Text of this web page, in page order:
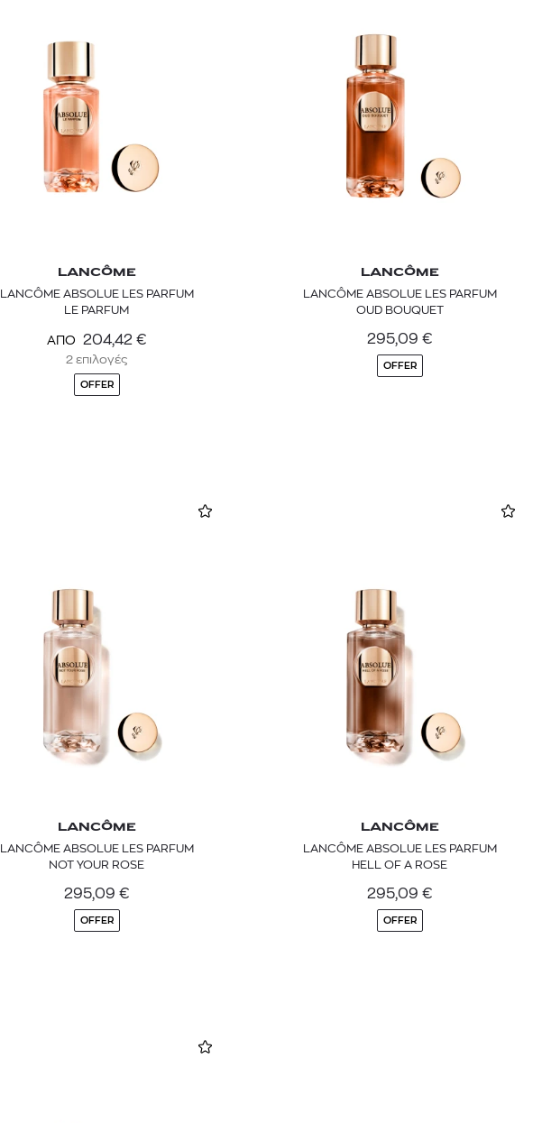
LANCÔME
LANCÔME ABSOLUE LES PARFUM
LE PARFUM
ΑΠΟ 204,42 €
2 επιλογές
OFFER
LANCÔME
LANCÔME ABSOLUE LES PARFUM
OUD BOUQUET
295,09 €
OFFER
LANCÔME
LANCÔME ABSOLUE LES PARFUM
NOT YOUR ROSE
295,09 €
OFFER
LANCÔME
LANCÔME ABSOLUE LES PARFUM
HELL OF A ROSE
295,09 €
OFFER